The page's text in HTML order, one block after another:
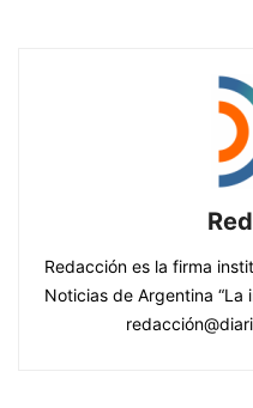
Redacción es la firma
Noticias de Argentina “La